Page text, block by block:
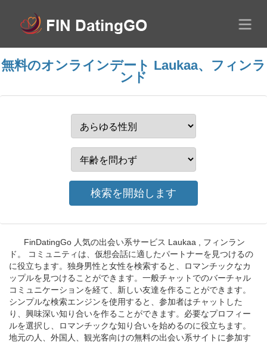
無料のオンラインデート Laukaa、フィンラ
ンド
FinDatingGo 人気の出会い系サービス Laukaa , フィンラン
ド。 コミュニティは、仮想会話に適したパートナーを見つけるの
に役立ちます。独身男性と女性を検索すると、ロマンチックなカ
ップルを見つけることができます。一般チャットでのバーチャル
コミュニケーションを経て、新しい友達を作ることができます。
シンプルな検索エンジンを使用すると、参加者はチャットした
り、興味深い知り合いを作ることができます。必要なプロフィー
ルを選択し、ロマンチックな知り合いを始めるのに役立ちます。
地元の人、外国人、観光客向けの無料の出会い系サイトに参加す